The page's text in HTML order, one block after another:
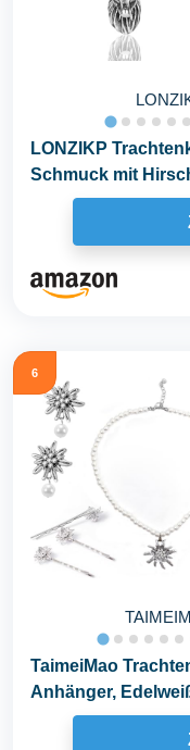
LONZIKP
Schmuck mit
Silber als...
6
TaimeiMao
Anhänger,